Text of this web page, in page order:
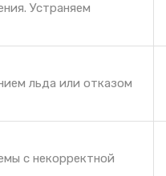
Устраняем
льда или отказом
с некорректной